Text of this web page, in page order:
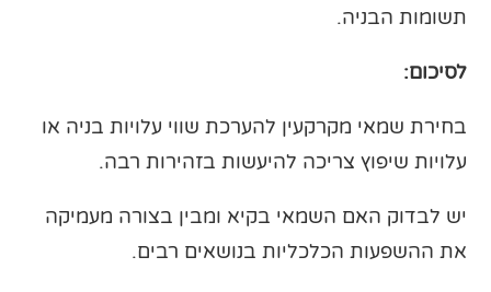
תשומות הבניה.
לסיכום:
בחירת שמאי מקרקעין להערכת שווי עלויות בניה או
עלויות שיפוץ צריכה להיעשות בזהירות רבה.
יש לבדוק האם השמאי בקיא ומבין בצורה מעמיקה
את ההשפעות הכלכליות בנושאים רבים.